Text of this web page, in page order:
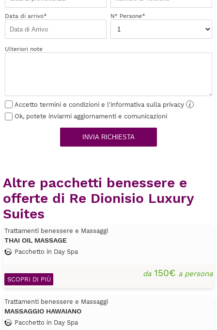
Data di arrivo* N° Persone*
Ulteriori note
Accetto termini e condizioni e l'informativa sulla privacy
i
Ok, potete inviarmi aggiornamenti e comunicazioni
INVIA RICHIESTA
Altre pacchetti benessere e
offerte di Re Dionisio Luxury
Suites
Trattamenti benessere e Massaggi
THAI OIL MASSAGE
Pacchetto in Day Spa
da150€ a persona
SCOPRI DI PIÙ
Trattamenti benessere e Massaggi
MASSAGGIO HAWAIANO
Pacchetto in Day Spa